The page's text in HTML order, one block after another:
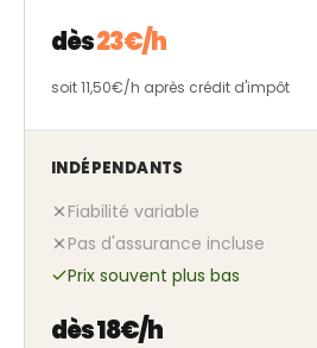
dès23€/h
soit 11,50€/h après crédit d'impôt
INDÉPENDANTS
Fiabilité variable
Pas d'assurance incluse
Prix souvent plus bas
dès 18€/h